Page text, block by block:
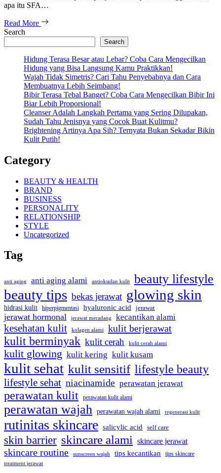
apa itu SFA…
Read More
Search
Search
Hidung Terasa Besar atau Lebar? Coba Cara Mengecilkan
Hidung yang Bisa Langsung Kamu Praktikkan!
Wajah Tidak Simetris? Cari Tahu Penyebabnya dan Cara
Membuatnya Lebih Seimbang!
Bibir Terasa Tebal Banget? Coba Cara Mengecilkan Bibir Ini
Biar Lebih Proporsional!
Cleanser Adalah Langkah Pertama yang Sering Dilupakan,
Sudah Tahu Jenisnya yang Cocok Buat Kulitmu?
Brightening Artinya Apa Sih? Ternyata Bukan Sekadar Bikin
Kulit Putih!
Category
BEAUTY & HEALTH
BRAND
BUSINESS
PERSONALITY
RELATIONSHIP
STYLE
Uncategorized
Tag
anti aging anti aging alami antioksidan kulit beauty lifestyle
beauty tips bekas jerawat glowing skin
hidrasi kulit hiperpigmentasi hyaluronic acid jerawat
jerawat hormonal jerawat meradang kecantikan alami
kesehatan kulit kolagen alami kulit berjerawat
kulit berminyak kulit cerah kulit cerah alami
kulit glowing kulit kering kulit kusam
kulit sehat kulit sensitif lifestyle beauty
lifestyle sehat niacinamide perawatan jerawat
perawatan kulit perawatan kulit alami
perawatan wajah perawatan wajah alami regenerasi kulit
rutinitas skincare salicylic acid self care
skin barrier skincare alami skincare jerawat
skincare routine sunscreen wajah tips kecantikan tips skincare
treatment jerawat